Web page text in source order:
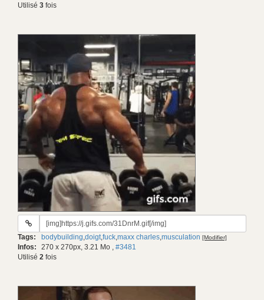
Utilisé 3 fois
URL
gif:
Tags: bodybuilding,doigt,fuck,maxx charles,musculation [Modifier]
Infos: 270 x 270px, 3.21 Mo , #3481
Utilisé 2 fois